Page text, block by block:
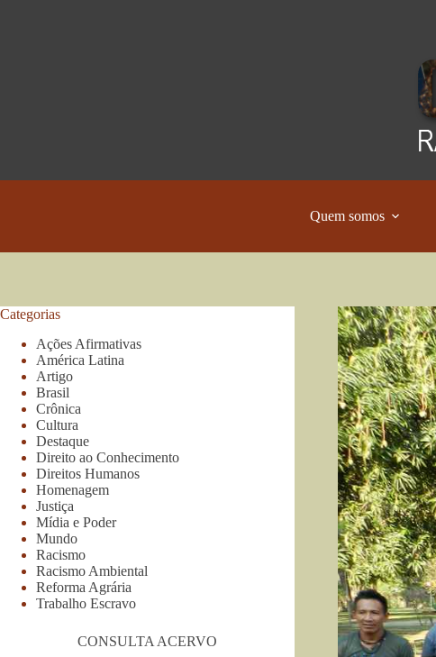
Quem somos
Categorias
Ações Afirmativas
América Latina
Artigo
Brasil
Crônica
Cultura
Destaque
Direito ao Conhecimento
Direitos Humanos
Homenagem
Justiça
Mídia e Poder
Mundo
Racismo
Racismo Ambiental
Reforma Agrária
Trabalho Escravo
CONSULTA ACERVO